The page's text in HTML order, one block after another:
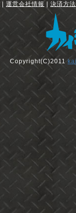
運営会社情報 決済方
Copyright(C)2011